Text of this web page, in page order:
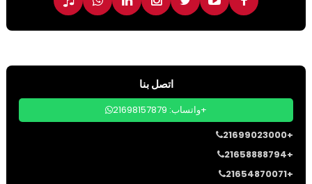
اتصل بنا
واتساب: 21698157879+
21699023000+
21658888794+
21654870071+